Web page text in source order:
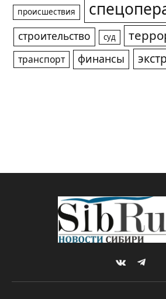
происшествия
строительство суд
транспорт финансы
VKontakte